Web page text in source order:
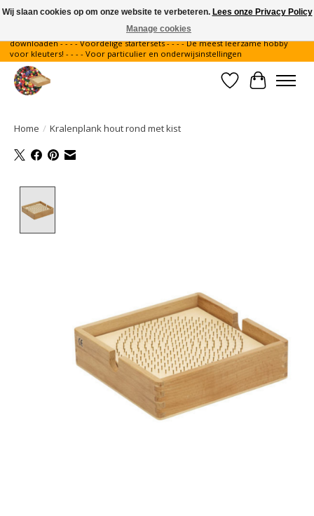
Gratis verzending binnen Nederland - - - - Legvoorbeelden gratis te
downloaden - - - - Voordelige startersets - - - - De meest leerzame hobby
voor kleuters! - - - - Voor particulier en onderwijsinstellingen
Verlanglijst
Home / Kralenplank hout rond met kist
Wij slaan cookies op om onze website te verbeteren. Lees onze Privacy Policy
Manage cookies